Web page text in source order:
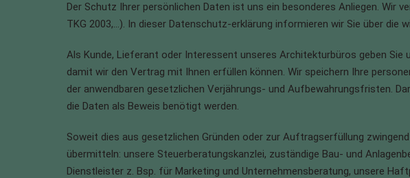
Der Schutz Ihrer persönlichen Daten ist uns ein besonderes Anliegen. Wir
TKG 2003,…). In dieser Datenschutz-erklärung informieren wir Sie über die
Als Kunde, Lieferant oder Interessent unseres Architekturbüros geben
damit wir den Vertrag mit Ihnen erfüllen können. Wir speichern Ihre
der anwendbaren gesetzlichen Verjährungs- und Aufbewahrungsfristen.
die Daten als Beweis benötigt werden.
Soweit dies aus gesetzlichen Gründen oder zur Auftragserfüllung
übermitteln: unsere Steuerberatungskanzlei, zuständige Bau- und
Dienstleister z. Bsp. für Marketing und Unternehmensberatung, unsere